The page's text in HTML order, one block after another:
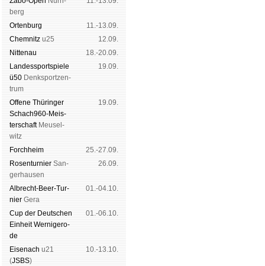
berg
Orten­burg
11.-13.09.
Chem­nitz u25
12.09.
Nitte­nau
18.-20.09.
Landes­sport­spiele
ü50 Denk­sport­zen­
trum
19.09.
Offene Thü­rin­ger
Schach960-Meis­
ter­schaftMeu­sel­
witz
19.09.
Forch­heim
25.-27.09.
Rosen­tur­nier San­
ger­hau­sen
26.09.
Albrecht-Beer-Tur­
nier Ge­ra
01.-04.10.
Cup der Deut­schen
Ein­heit Wer­ni­ge­ro­
de
01.-06.10.
Eise­nach u21
(JSBS)
10.-13.10.